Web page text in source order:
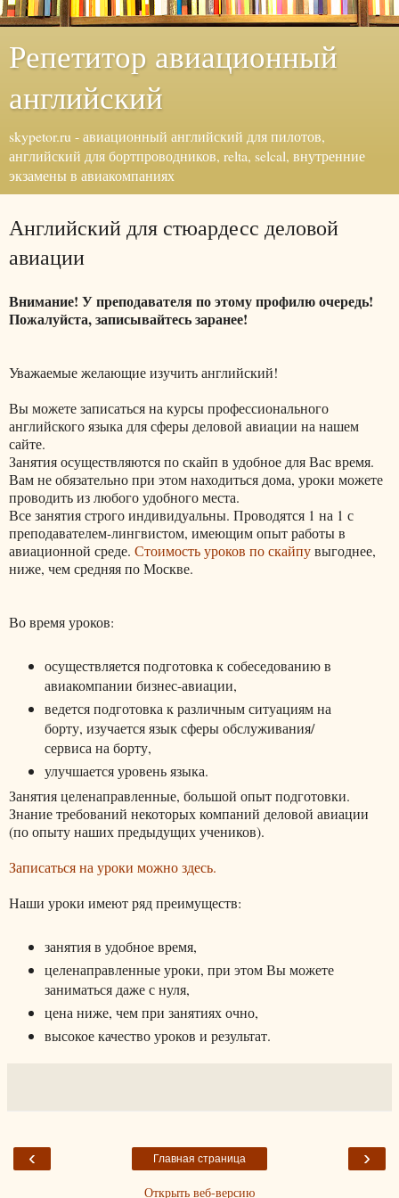
Репетитор авиационный
английский
skypetor.ru - авиационный английский для пилотов,
английский для бортпроводников, relta, selcal, внутренние
экзамены в авиакомпаниях
Английский для стюардесс деловой
авиации
Внимание! У преподавателя по этому профилю очередь!
Пожалуйста, записывайтесь заранее!
Уважаемые желающие изучить английский!
Вы можете записаться на курсы профессионального
английского языка для сферы деловой авиации на нашем
сайте.
Занятия осуществляются по скайп в удобное для Вас время.
Вам не обязательно при этом находиться дома, уроки можете
проводить из любого удобного места.
Все занятия строго индивидуальны. Проводятся 1 на 1 с
преподавателем-лингвистом, имеющим опыт работы в
авиационной среде. Стоимость уроков по скайпувыгоднее,
ниже, чем средняя по Москве.
Во время уроков:
осуществляется подготовка к собеседованию в
авиакомпании бизнес-авиации,
ведется подготовка к различным ситуациям на
борту, изучается язык сферы обслуживания/
сервиса на борту,
улучшается уровень языка.
Занятия целенаправленные, большой опыт подготовки.
Знание требований некоторых компаний деловой авиации
(по опыту наших предыдущих учеников).
Записаться на уроки можно здесь.
Наши уроки имеют ряд преимуществ:
занятия в удобное время,
целенаправленные уроки, при этом Вы можете
заниматься даже с нуля,
цена ниже, чем при занятиях очно,
высокое качество уроков и результат.
‹ ›
Главная страница
Открыть веб-версию